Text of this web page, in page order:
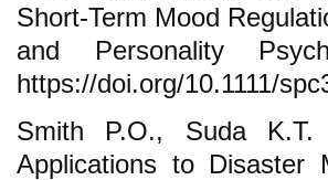
Short-Term Mood
and Personality
https://doi.org/10.1111/
Smith P.O., Suda K.T.
Applications to Disaster